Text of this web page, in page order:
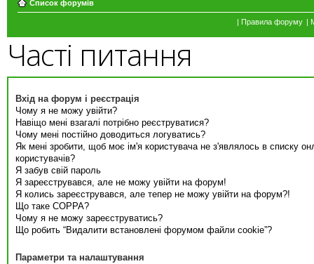
Список форумів
| Правила форуму |
Часті питання
Вхід на форум і реєстрація
Чому я не можу увійти?
Навіщо мені взагалі потрібно реєструватися?
Чому мені постійно доводиться логуватись?
Як мені зробити, щоб моє ім'я користувача не з'являлось в списку
користувачів?
Я забув свій пароль
Я зареєструвався, але не можу увійти на форум!
Я колись зареєструвався, але тепер не можу увійти на форум?!
Що таке COPPA?
Чому я не можу зареєструватись?
Що робить “Видалити встановлені форумом файли cookie”?
Параметри та налаштування